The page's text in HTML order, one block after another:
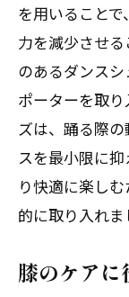
を用いること
力を減少させ
のあるダンス
ポーターを取
ズは、踊る際
スを最小限に
り快適に楽し
的に取り入れま
膝のケア